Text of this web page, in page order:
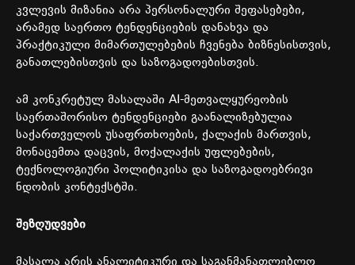
კვლევის მიზანია არა პერსონალური შეფასებები,
არამედ საერთო ტენდენციების დანახვა და
პრაქტიკული მიმართულებების ჩვენება ბიზნესისთვის,
განათლებისთვის და საზოგადოებისთვის.
ამ კონკრეტულ მასალაში AI-მეთვალყურეობის
საერთაშორისო ტენდენციები გაანალიზებულია
საქართველოს უსაფრთხოების, ქალაქის მართვის,
მონაცემთა დაცვის, მოქალაქის უფლებების,
ტექნოლოგიური პოლიტიკისა და საზოგადოებრივი
ნდობის კონტექსტში.
შეზღუდვები